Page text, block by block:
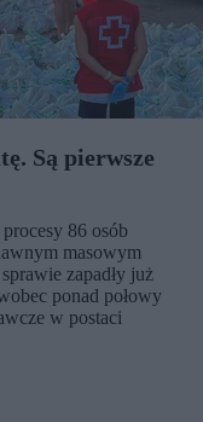
Są pierwsze
86 osób
masowym
zapadły już
ponad połowy
w postaci